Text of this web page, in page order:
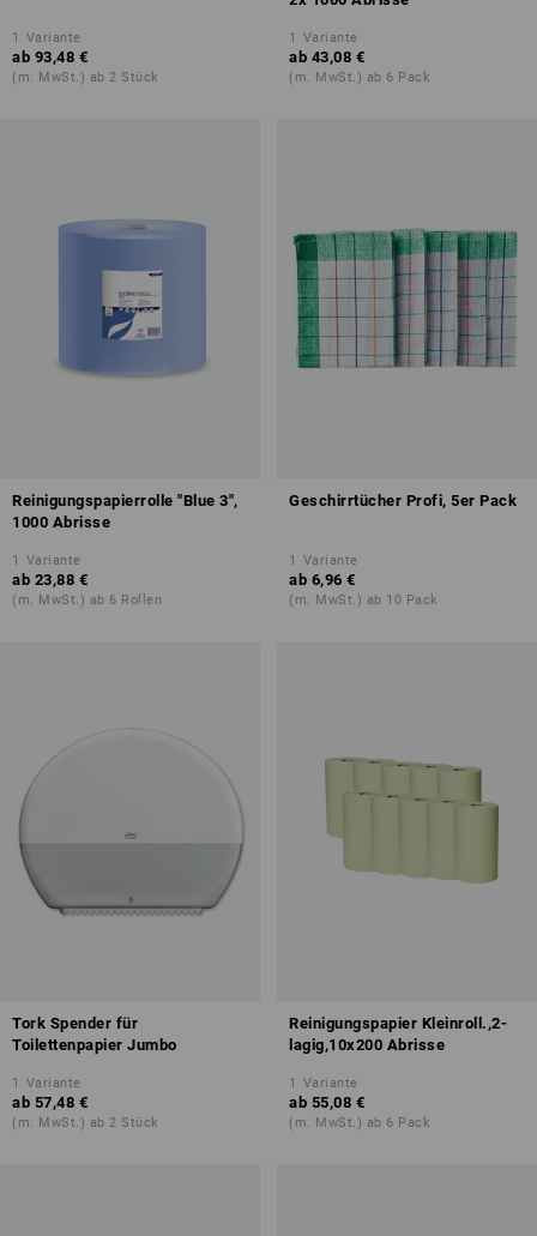
1 Variante
ab 93,48 €
(m. MwSt.) ab 2 Stück
1 Variante
ab 43,08 €
(m. MwSt.) ab 6 Pack
Reinigungspapierrolle "Blue 3",
1000 Abrisse
1 Variante
ab 23,88 €
(m. MwSt.) ab 6 Rollen
Geschirrtücher Profi, 5er Pack
1 Variante
ab 6,96 €
(m. MwSt.) ab 10 Pack
Tork Spender für
Toilettenpapier Jumbo
1 Variante
ab 57,48 €
(m. MwSt.) ab 2 Stück
Reinigungspapier Kleinroll.,2-
lagig,10x200 Abrisse
1 Variante
ab 55,08 €
(m. MwSt.) ab 6 Pack